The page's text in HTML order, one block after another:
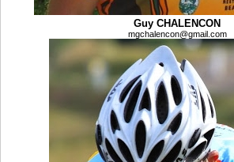
Guy CHALENCON
mgchalencon@gmail.com